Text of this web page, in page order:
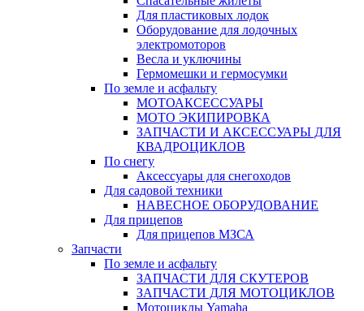
Для пластиковых лодок
Оборудование для лодочных
электромоторов
Весла и уключины
Гермомешки и гермосумки
По земле и асфальту
МОТОАКСЕССУАРЫ
МОТО ЭКИПИРОВКА
ЗАПЧАСТИ И АКСЕССУАРЫ ДЛЯ
КВАДРОЦИКЛОВ
По снегу
Аксессуары для снегоходов
Для садовой техники
НАВЕСНОЕ ОБОРУДОВАНИЕ
Для прицепов
Для прицепов МЗСА
Запчасти
По земле и асфальту
ЗАПЧАСТИ ДЛЯ СКУТЕРОВ
ЗАПЧАСТИ ДЛЯ МОТОЦИКЛОВ
Мотоциклы Yamaha